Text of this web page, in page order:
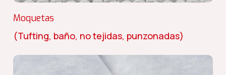
Moquetas
(Tufting, baño, no tejidas, punzonadas)